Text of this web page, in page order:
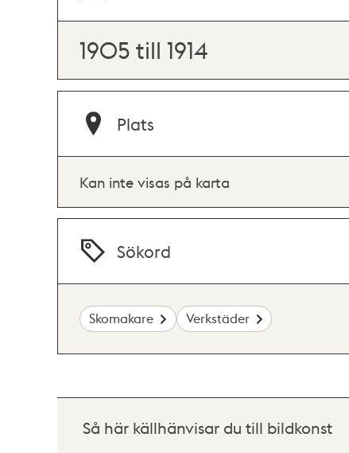
1905 till 1914
Plats
Kan inte visas på karta
Sökord
Skomakare Verkstäder
Så här källhänvisar du till bildkonst